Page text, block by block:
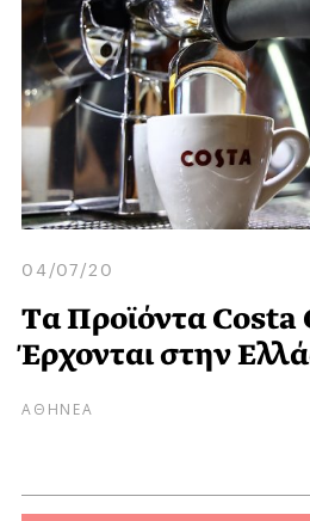
04/07/20
Tα Προϊόντα Costa
Έρχονται στην
ΑΘΗΝΕΑ